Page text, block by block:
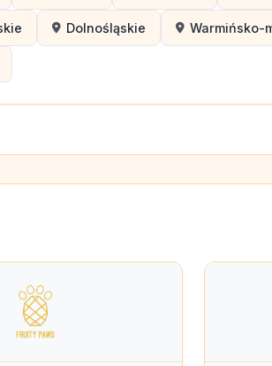
Dolnośląskie Warmińsko-